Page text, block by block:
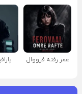
عمر رفته فرووال